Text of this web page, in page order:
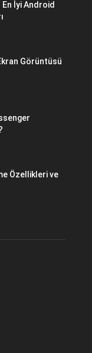
En İyi Android
Görüntüsü
Özellikleri ve